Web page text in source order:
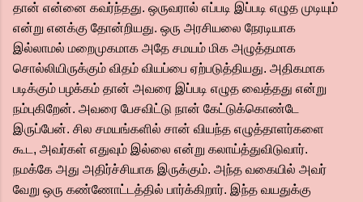
தான் என்னை கவர்ந்தது. ஒருவரால் எப்படி இப்படி எழுத முடியும்
என்று எனக்கு தோன்றியது. ஒரு அரசியலை நேரடியாக
இல்லாமல் மறைமுகமாக அதே சமயம் மிக அழுத்தமாக
சொல்லியிருக்கும் விதம் வியப்பை ஏற்படுத்தியது. அதிகமாக
படிக்கும் பழக்கம் தான் அவரை இப்படி எழுத வைத்தது என்று
நம்புகிறேன். அவரை பேசவிட்டு நான் கேட்டுக்கொண்டே
இருப்பேன். சில சமயங்களில் சான் வியந்த எழுத்தாளர்களை
கூட, அவர்கள் எதுவும் இல்லை என்று கலாய்த்துவிடுவார்.
நமக்கே அது அதிர்ச்சியாக இருக்கும். அந்த வகையில் அவர்
வேறு ஒரு கண்ணோட்டத்தில் பார்க்கிறார். இந்த வயதுக்கு